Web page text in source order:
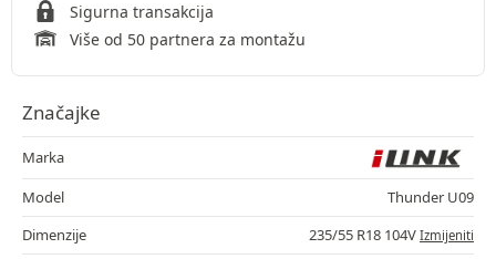
Sigurna transakcija
Više od 50 partnera za montažu
Značajke
Marka
Model
Thunder U09
Dimenzije
235/55 R18 104V Izmijeniti